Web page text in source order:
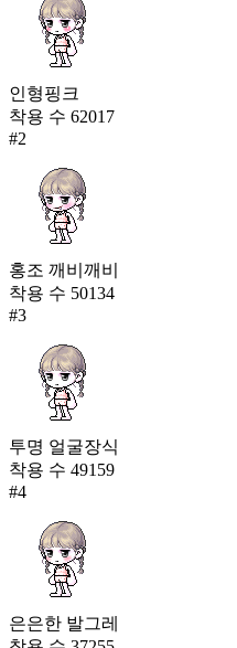
인형핑크
착용 수 62017
#2
홍조 깨비깨비
착용 수 50134
#3
투명 얼굴장식
착용 수 49159
#4
은은한 발그레